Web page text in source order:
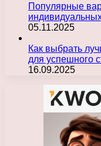
Популярные
05.11.2025
Как выбрать
для успешного
16.09.2025